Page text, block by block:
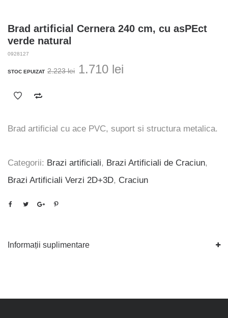
Brad artificial Cernera 240 cm, cu asPEct
verde natural
0928127
STOC EPUIZAT 2.223lei Prețul
1.710 lei
Brad artificial cu ace PVC, suport si structura metalica.
Categorii: Brazi artificiali, Brazi Artificiali de Craciun,
Brazi Artificiali Verzi 2D+3D, Craciun
Informații suplimentare